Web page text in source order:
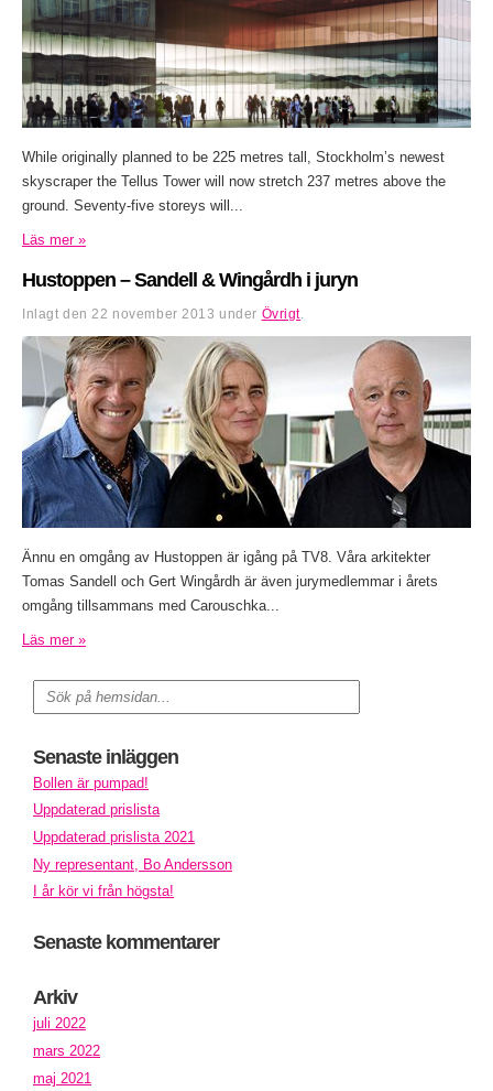
While originally planned to be 225 metres tall, Stockholm’s newest
skyscraper the Tellus Tower will now stretch 237 metres above the
ground. Seventy-five storeys will...
Läs mer »
Hustoppen – Sandell & Wingårdh i juryn
Inlagt den 22 november 2013 under Övrigt
Ännu en omgång av Hustoppen är igång på TV8. Våra arkitekter
Tomas Sandell och Gert Wingårdh är även jurymedlemmar i årets
omgång tillsammans med Carouschka...
Läs mer »
Senaste inläggen
Bollen är pumpad!
Uppdaterad prislista
Uppdaterad prislista 2021
Ny representant, Bo Andersson
I år kör vi från högsta!
Senaste kommentarer
Arkiv
juli 2022
mars 2022
maj 2021